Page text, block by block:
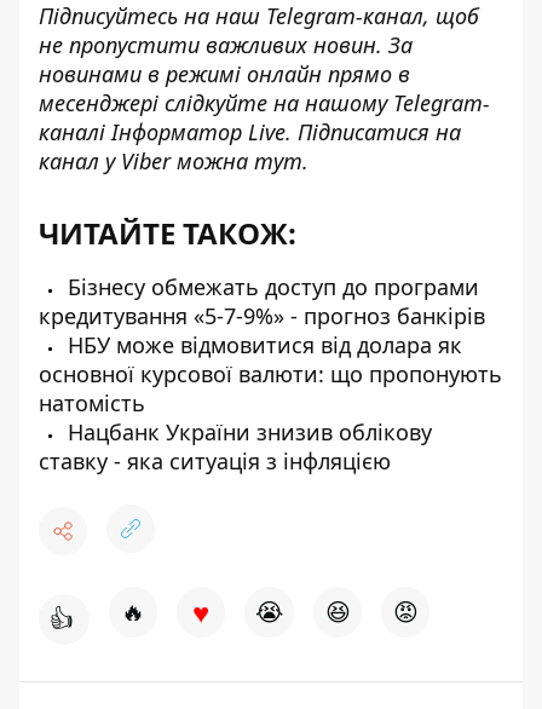
Підписуйтесь на наш Telegram-канал, щоб
не пропустити важливих новин. За
новинами в режимі онлайн прямо в
месенджері слідкуйте на нашому Telegram-
каналіІнформатор Live. Підписатися на
канал у Viber можна тут.
ЧИТАЙТЕ ТАКОЖ:
Бізнесу обмежать доступ до програми
кредитування «5-7-9%» - прогноз банкірів
НБУ може відмовитися від долара як
основної курсової валюти: що пропонують
натомість
Нацбанк України знизив облікову
ставку - яка ситуація з інфляцією
👍 🔥 ♥ 😭 😆 😡